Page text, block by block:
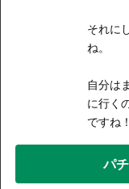
それに
ね。
自分は
に行く
ですね！
パ